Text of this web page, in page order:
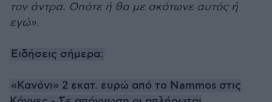
τον άντρα. Οπότε ή θα με σκότωνε αυτός ή
εγώ».
Ειδήσεις σήμερα:
«Κανόνι» 2 εκατ. ευρώ από το Nammos στις